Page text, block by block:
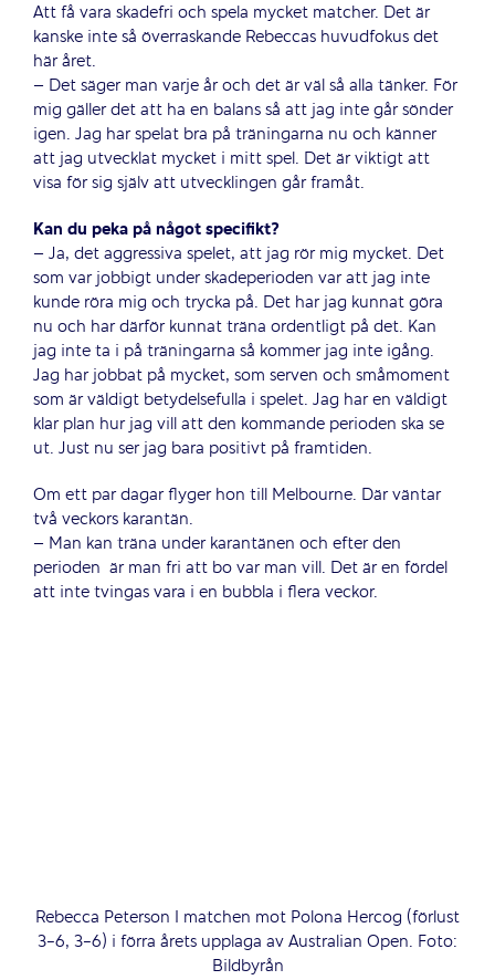
Att få vara skadefri och spela mycket matcher. Det är
kanske inte så överraskande Rebeccas huvudfokus det
här året.
– Det säger man varje år och det är väl så alla tänker. För
mig gäller det att ha en balans så att jag inte går sönder
igen. Jag har spelat bra på träningarna nu och känner
att jag utvecklat mycket i mitt spel. Det är viktigt att
visa för sig själv att utvecklingen går framåt.
Kan du peka på något specifikt?
– Ja, det aggressiva spelet, att jag rör mig mycket. Det
som var jobbigt under skadeperioden var att jag inte
kunde röra mig och trycka på. Det har jag kunnat göra
nu och har därför kunnat träna ordentligt på det. Kan
jag inte ta i på träningarna så kommer jag inte igång.
Jag har jobbat på mycket, som serven och småmoment
som är väldigt betydelsefulla i spelet. Jag har en väldigt
klar plan hur jag vill att den kommande perioden ska se
ut. Just nu ser jag bara positivt på framtiden.
Om ett par dagar flyger hon till Melbourne. Där väntar
två veckors karantän.
– Man kan träna under karantänen och efter den
perioden är man fri att bo var man vill. Det är en fördel
att inte tvingas vara i en bubbla i flera veckor.
Rebecca Peterson I matchen mot Polona Hercog (förlust
3-6, 3-6) i förra årets upplaga av Australian Open. Foto:
Bildbyrån